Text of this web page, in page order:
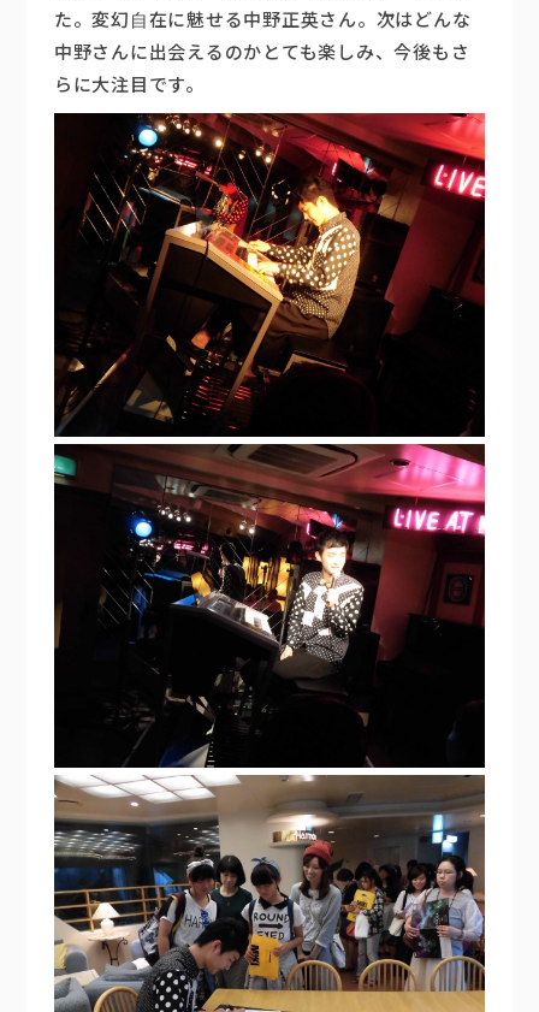
た。変幻自在に魅せる中野正英さん。次はどんな
中野さんに出会えるのかとても楽しみ、今後もさ
らに大注目です。